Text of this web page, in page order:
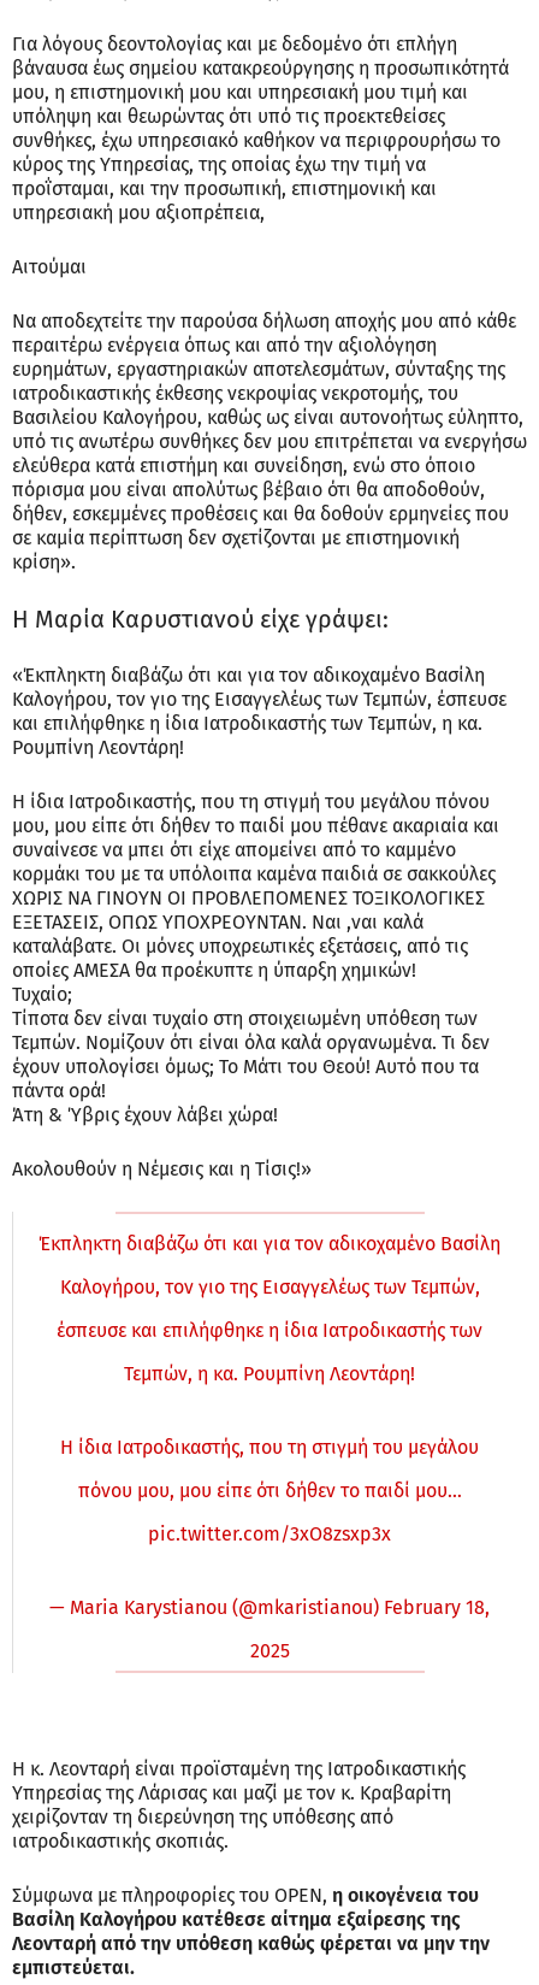
Για λόγους δεοντολογίας και με δεδομένο ότι επλήγη
βάναυσα έως σημείου κατακρεούργησης η προσωπικότητά
μου, η επιστημονική μου και υπηρεσιακή μου τιμή και
υπόληψη και θεωρώντας ότι υπό τις προεκτεθείσες
συνθήκες, έχω υπηρεσιακό καθήκον να περιφρουρήσω το
κύρος της Υπηρεσίας, της οποίας έχω την τιμή να
προΐσταμαι, και την προσωπική, επιστημονική και
υπηρεσιακή μου αξιοπρέπεια,
Αιτούμαι
Να αποδεχτείτε την παρούσα δήλωση αποχής μου από κάθε
περαιτέρω ενέργεια όπως και από την αξιολόγηση
ευρημάτων, εργαστηριακών αποτελεσμάτων, σύνταξης της
ιατροδικαστικής έκθεσης νεκροψίας νεκροτομής, του
Βασιλείου Καλογήρου, καθώς ως είναι αυτονοήτως εύληπτο,
υπό τις ανωτέρω συνθήκες δεν μου επιτρέπεται να ενεργήσω
ελεύθερα κατά επιστήμη και συνείδηση, ενώ στο όποιο
πόρισμα μου είναι απολύτως βέβαιο ότι θα αποδοθούν,
δήθεν, εσκεμμένες προθέσεις και θα δοθούν ερμηνείες που
σε καμία περίπτωση δεν σχετίζονται με επιστημονική
κρίση».
Η Μαρία Καρυστιανού είχε γράψει:
«Έκπληκτη διαβάζω ότι και για τον αδικοχαμένο Βασίλη
Καλογήρου, τον γιο της Εισαγγελέως των Τεμπών, έσπευσε
και επιλήφθηκε η ίδια Ιατροδικαστής των Τεμπών, η κα.
Ρουμπίνη Λεοντάρη!
Η ίδια Ιατροδικαστής, που τη στιγμή του μεγάλου πόνου
μου, μου είπε ότι δήθεν το παιδί μου πέθανε ακαριαία και
συναίνεσε να μπει ότι είχε απομείνει από το καμμένο
κορμάκι του με τα υπόλοιπα καμένα παιδιά σε σακκούλες
ΧΩΡΙΣ ΝΑ ΓΙΝΟΥΝ ΟΙ ΠΡΟΒΛΕΠΟΜΕΝΕΣ ΤΟΞΙΚΟΛΟΓΙΚΕΣ
ΕΞΕΤΑΣΕΙΣ, ΟΠΩΣ ΥΠΟΧΡΕΟΥΝΤΑΝ. Ναι ,ναι καλά
καταλάβατε. Οι μόνες υποχρεωτικές εξετάσεις, από τις
οποίες ΑΜΕΣΑ θα προέκυπτε η ύπαρξη χημικών!
Τυχαίο;
Τίποτα δεν είναι τυχαίο στη στοιχειωμένη υπόθεση των
Τεμπών. Νομίζουν ότι είναι όλα καλά οργανωμένα. Τι δεν
έχουν υπολογίσει όμως; To Μάτι του Θεού! Αυτό που τα
πάντα ορά!
Άτη & Ύβρις έχουν λάβει χώρα!
Ακολουθούν η Νέμεσις και η Τίσις!»
Έκπληκτη διαβάζω ότι και για τον αδικοχαμένο Βασίλη
Καλογήρου, τον γιο της Εισαγγελέως των Τεμπών,
έσπευσε και επιλήφθηκε η ίδια Ιατροδικαστής των
Τεμπών, η κα. Ρουμπίνη Λεοντάρη!
Η ίδια Ιατροδικαστής, που τη στιγμή του μεγάλου
πόνου μου, μου είπε ότι δήθεν το παιδί μου…
pic.twitter.com/3xO8zsxp3x
— Maria Karystianou (@mkaristianou) February 18,
2025
Η κ. Λεονταρή είναι προϊσταμένη της Ιατροδικαστικής
Υπηρεσίας της Λάρισας και μαζί με τον κ. Κραβαρίτη
χειρίζονταν τη διερεύνηση της υπόθεσης από
ιατροδικαστικής σκοπιάς.
Σύμφωνα με πληροφορίες του OPEN, η οικογένεια του
Βασίλη Καλογήρου κατέθεσε αίτημα εξαίρεσης της
Λεονταρή από την υπόθεση καθώς φέρεται να μην την
εμπιστεύεται.